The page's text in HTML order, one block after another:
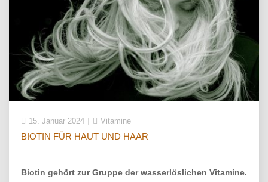
15. Januar 2024 Vitamine
BIOTIN FÜR HAUT UND HAAR
Biotin gehört zur Gruppe der wasserlöslichen Vitamine.